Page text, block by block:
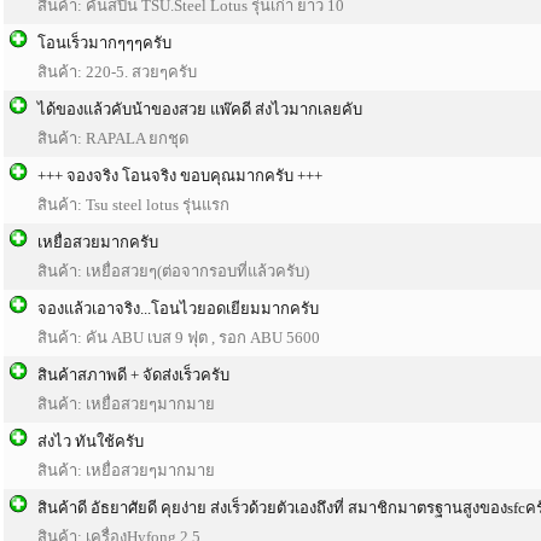
สินค้า: คันสปิน TSU.Steel Lotus รุ่นเก่า ยาว 10
โอนเร็วมากๆๆๆครับ
สินค้า: 220-5. สวยๆครับ
ได้ของแล้วคับน้าของสวย แพ๊คดี ส่งไวมากเลยคับ
สินค้า: RAPALA ยกชุด
+++ จองจริง โอนจริง ขอบคุณมากครับ +++
สินค้า: Tsu steel lotus รุ่นแรก
เหยื่อสวยมากครับ
สินค้า: เหยื่อสวยๆ(ต่อจากรอบที่แล้วครับ)
จองแล้วเอาจริง...โอนไวยอดเยียมมากครับ
สินค้า: คัน ABU เบส 9 ฟุต , รอก ABU 5600
สินค้าสภาพดี + จัดส่งเร็วครับ
สินค้า: เหยื่อสวยๆมากมาย
ส่งไว ทันใช้ครับ
สินค้า: เหยื่อสวยๆมากมาย
สินค้าดี อัธยาศัยดี คุยง่าย ส่งเร็วด้วยตัวเองถึงที่ สมาชิกมาตรฐานสูงของsfcค
สินค้า: เครื่องHyfong 2.5